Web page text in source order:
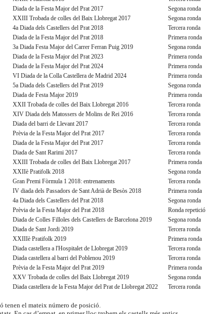
Diada de la Festa Major del Prat 2017
Segona ronda
XXIII Trobada de colles del Baix Llobregat 2017
Segona ronda
4a Diada dels Castellers del Prat 2018
Tercera ronda
Diada de la Festa Major del Prat 2018
Primera ronda
3a Diada Festa Major del Carrer Ferran Puig 2019
Segona ronda
Diada de la Festa Major del Prat 2023
Primera ronda
Diada de la Festa Major del Prat 2024
Primera ronda
VI Diada de la Colla Castellera de Madrid 2024
Primera ronda
5a Diada dels Castellers del Prat 2019
Segona ronda
Diada de Festa Major 2019
Primera ronda
XXII Trobada de colles del Baix Llobregat 2016
Tercera ronda
XIV Diada dels Matossers de Molins de Rei 2016
Tercera ronda
Diada del barri de Llevant 2017
Tercera ronda
Prèvia de la Festa Major del Prat 2017
Tercera ronda
Diada de la Festa Major del Prat 2017
Tercera ronda
Diada de Sant Rarimi 2017
Tercera ronda
XXIII Trobada de colles del Baix Llobregat 2017
Primera ronda
XXIIè Pratifolk 2018
Segona ronda
Gran Premi Fòrmula 1 2018: entrenaments
Tercera ronda
IV diada dels Passadors de Sant Adrià de Besòs 2018
Primera ronda
4a Diada dels Castellers del Prat 2018
Segona ronda
Prèvia de la Festa Major del Prat 2018
Ronda repetició
Diada de Colles Filloles dels Castellers de Barcelona 2019
Segona ronda
Diada de Sant Jordi 2019
Tercera ronda
XXIIIè Pratifolk 2019
Primera ronda
Diada castellera a l'Hospitalet de Llobregat 2019
Tercera ronda
Diada castellera al barri del Poblenou 2019
Tercera ronda
Prèvia de la Festa Major del Prat 2019
Primera ronda
XXV Trobada de colles del Baix Llobregat 2019
Segona ronda
Diada castellera de la Festa Major del Prat de Llobregat 2022 Tercera ronda
tenen el mateix número de posició.